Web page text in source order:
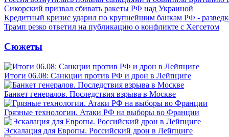
Сикорский призвал сбивать ракеты РФ над Украиной
Кредитный кризис ударил по крупнейшим банкам РФ -
Трамп резко ответил на публикацию о конфликте с Хегсетом
Сюжеты
Итоги 06.08: Санкции против РФ и дрон в Лейпциге
Банкет генералов. Последствия взрыва в Москве
Грязные технологии. Атаки РФ на выборы во Франции
Эскалация для Европы. Российский дрон в Лейпциге